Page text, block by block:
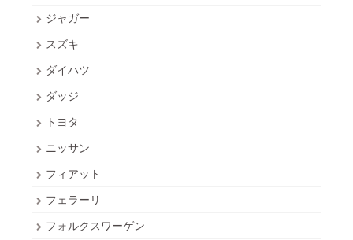
ジャガー
スズキ
ダイハツ
ダッジ
トヨタ
ニッサン
フィアット
フェラーリ
フォルクスワーゲン